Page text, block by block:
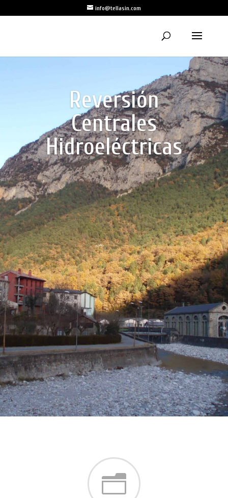
info@tellasin.com
Reversión
Centrales
Hidroeléctricas
n